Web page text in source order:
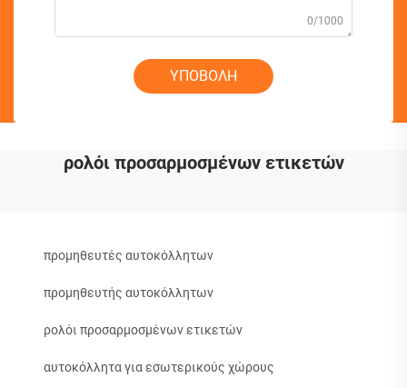
0/1000
ΥΠΟΒΟΛΗ
ρολόι προσαρμοσμένων ετικετών
προμηθευτές αυτοκόλλητων
προμηθευτής αυτοκόλλητων
ρολόι προσαρμοσμένων ετικετών
αυτοκόλλητα για εσωτερικούς χώρους